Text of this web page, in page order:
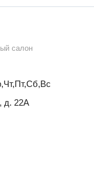
салон
д. 22А